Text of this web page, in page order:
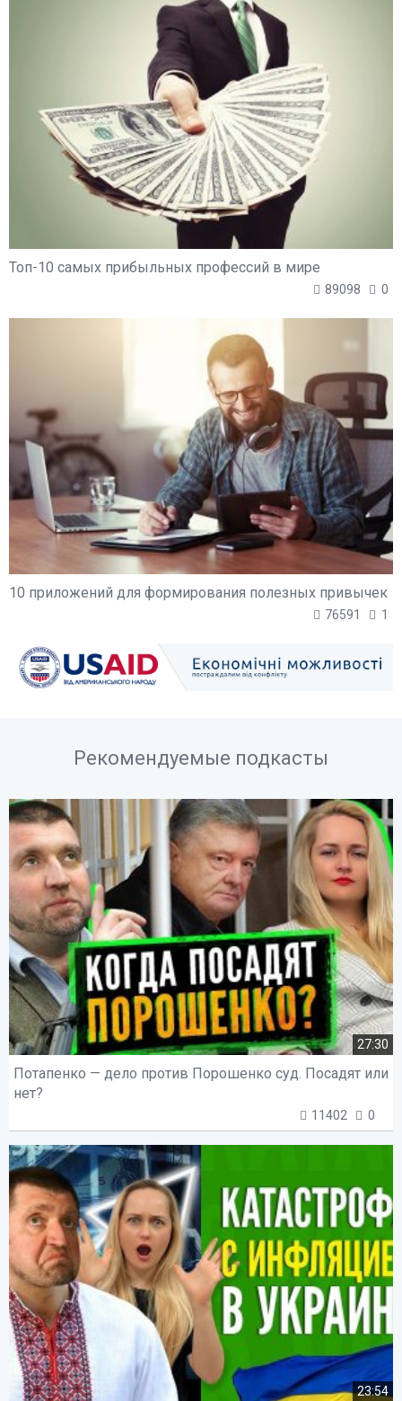
Топ-10 самых прибыльных профессий в мире
89098 0
10 приложений для формирования полезных привычек
76591 1
Рекомендуемые подкасты
27:30
Потапенко — дело против Порошенко суд. Посадят или
нет?
11402 0
23:54